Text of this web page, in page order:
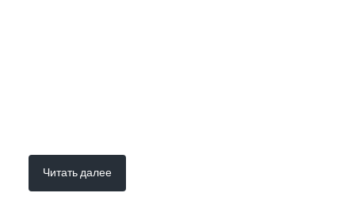
Читать далее